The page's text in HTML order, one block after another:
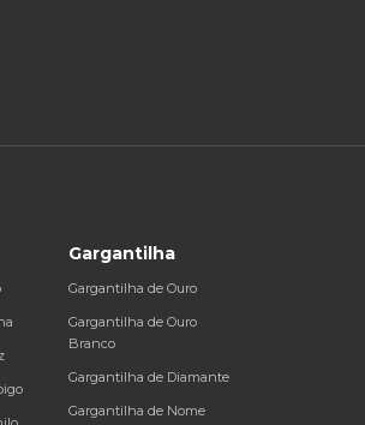
Gargantilha
Gargantilha de Ouro
Gargantilha de Ouro
Branco
Gargantilha de Diamante
Gargantilha de Nome